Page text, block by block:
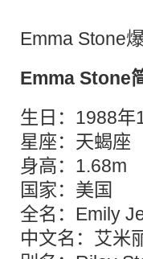
Emma Stone
Emma Stone
生日：1988年
星座：天蝎座
身高：1.68m
国家：美国
全名：Emily
中文名：艾米